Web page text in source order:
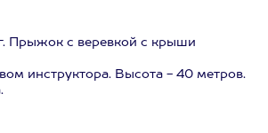
Прыжок с веревкой с крыши
инструктора. Высота - 40 метров.